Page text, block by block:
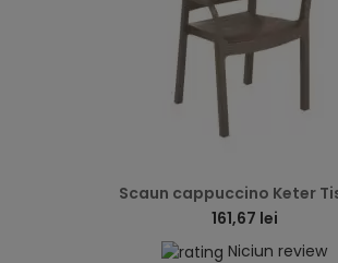
Scaun cappuccino Keter
161,67 lei
Niciun review